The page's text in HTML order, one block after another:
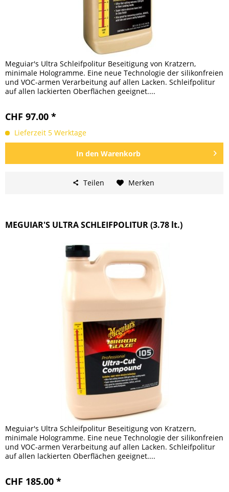
Meguiar's Ultra Schleifpolitur Beseitigung von Kratzern,
minimale Hologramme. Eine neue Technologie der silikonfreien
und VOC-armen Verarbeitung auf allen Lacken. Schleifpolitur
auf allen lackierten Oberflächen geeignet....
CHF 97.00 *
Lieferzeit 5 Werktage
In den Warenkorb
Teilen Merken
MEGUIAR'S ULTRA SCHLEIFPOLITUR (3.78 lt.)
Meguiar's Ultra Schleifpolitur Beseitigung von Kratzern,
minimale Hologramme. Eine neue Technologie der silikonfreien
und VOC-armen Verarbeitung auf allen Lacken. Schleifpolitur
auf allen lackierten Oberflächen geeignet....
CHF 185.00 *